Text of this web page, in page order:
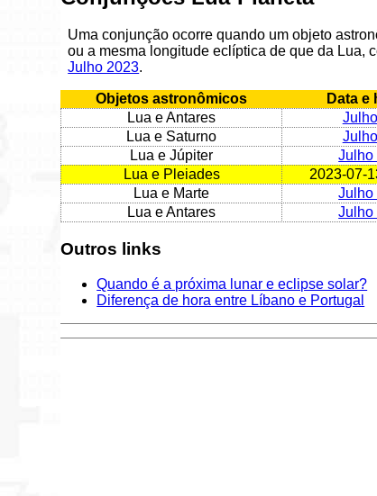
Uma conjunção ocorre quando um objeto
ou a mesma longitude eclíptica de que da Lua,
Julho 2023.
Objetos astronômicos Data e
Lua e Antares
Lua e Saturno
Lua e Júpiter
Julho
Lua e Pleiades
2023-07-
Lua e Marte
Julho
Lua e Antares
Julho
Outros links
Quando é a próxima lunar e eclipse solar?
Diferença de hora entre Líbano e Portugal